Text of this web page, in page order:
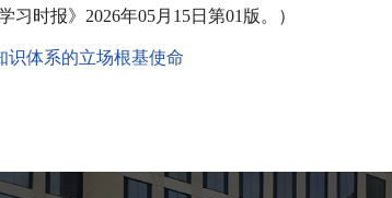
时报》2026年05月15日第01版。）
识体系的立场根基使命